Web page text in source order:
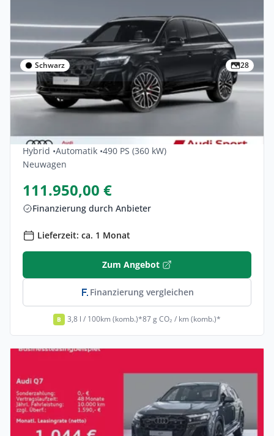
Schwarz 28
Privat & Gewerbe
Audi Q7 TFSI E 360 KW Quattro Tiptronic S
Line 5dr
Hybrid •Automatik •490 PS (360 kW)
Neuwagen
111.950,00 €
Finanzierung durch Anbieter
Lieferzeit: ca. 1 Monat
Zum Angebot
Finanzierung vergleichen
B 3,8 l / 100km (komb.)*87 g CO₂ / km (komb.)*